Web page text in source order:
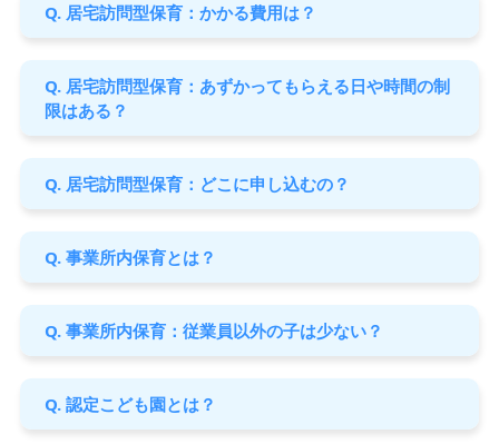
Q. 居宅訪問型保育：かかる費用は？
Q. 居宅訪問型保育：あずかってもらえる日や時間の制
限はある？
Q. 居宅訪問型保育：どこに申し込むの？
Q. 事業所内保育とは？
Q. 事業所内保育：従業員以外の子は少ない？
Q. 認定こども園とは？